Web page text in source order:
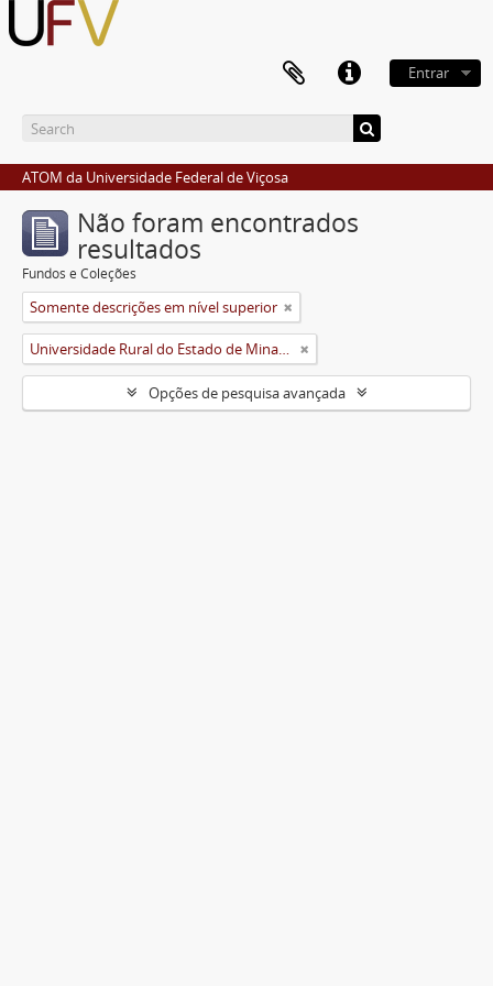
Entrar
ATOM da Universidade Federal de Viçosa
Não foram encontrados
resultados
Fundos e Coleções
Somente descrições em nível superior
Universidade Rural do Estado de Minas Gerais (Uremg)
Opções de pesquisa avançada